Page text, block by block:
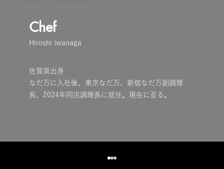
Chef
Hiroshi Iwanaga
佐賀県出身
なだ万に入社後、東京なだ万、新宿なだ万副調理
長、2024年同店調理長に就任。現在に至る。